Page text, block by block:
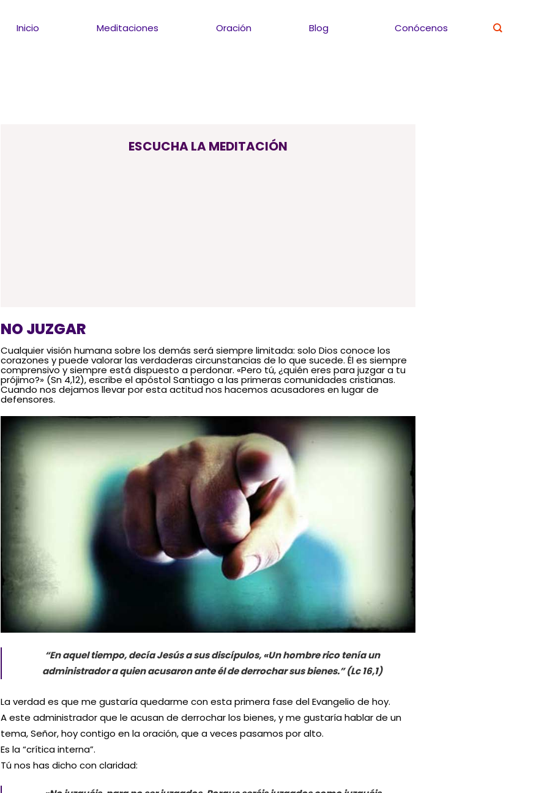
Inicio Meditaciones Oración Blog Conócenos
ESCUCHA LA MEDITACIÓN
NO JUZGAR
Cualquier visión humana sobre los demás será siempre limitada: solo Dios conoce los
corazones y puede valorar las verdaderas circunstancias de lo que sucede. Él es siempre
comprensivo y siempre está dispuesto a perdonar. «Pero tú, ¿quién eres para juzgar a tu
prójimo?» (Sn 4,12), escribe el apóstol Santiago a las primeras comunidades cristianas.
Cuando nos dejamos llevar por esta actitud nos hacemos acusadores en lugar de
defensores.
“En aquel tiempo, decía Jesús a sus discípulos, «Un hombre rico tenía un
administrador a quien acusaron ante él de derrochar sus bienes.” (Lc 16,1)
La verdad es que me gustaría quedarme con esta primera fase del Evangelio de hoy.
A este administrador que le acusan de derrochar los bienes, y me gustaría hablar de un
tema, Señor, hoy contigo en la oración, que a veces pasamos por alto.
Es la “crítica interna”.
Tú nos has dicho con claridad: